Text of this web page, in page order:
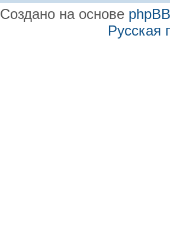
Создано на основе phpBB
Русская